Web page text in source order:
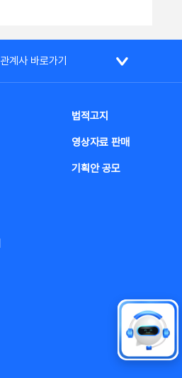
관계사 바로가기
법적고지
영상자료 판매
기획안 공모